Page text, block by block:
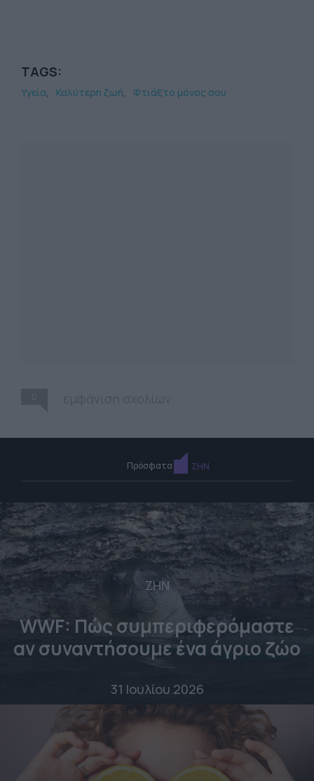
TAGS:
Υγεία Καλύτερη ζωή Φτιάξτο μόνος σου
Πρόσφατα ΖΗΝ
ΖΗΝ
WWF: Πώς συμπεριφερόμαστε
αν συναντήσουμε ένα άγριο ζώο
31 Ιουλίου 2026